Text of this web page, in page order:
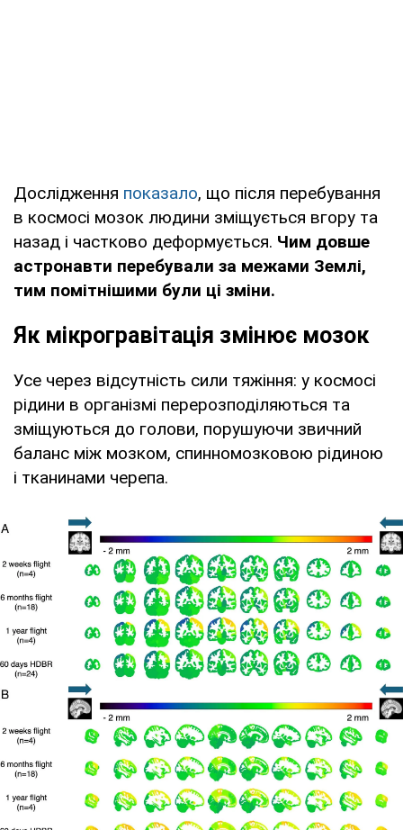
Дослідження показало, що після перебування
в космосі мозок людини зміщується вгору та
назад і частково деформується. Чим довше
астронавти перебували за межами Землі,
тим помітнішими були ці зміни.
Як мікрогравітація змінює мозок
Усе через відсутність сили тяжіння: у космосі
рідини в організмі перерозподіляються та
зміщуються до голови, порушуючи звичний
баланс між мозком, спинномозковою рідиною
і тканинами черепа.